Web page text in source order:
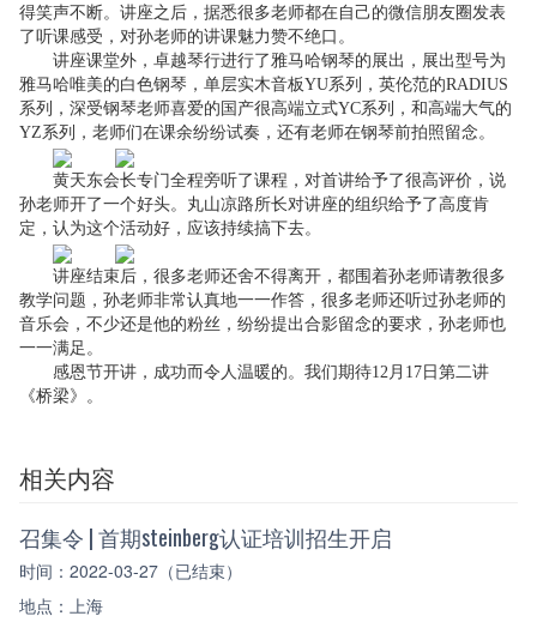
得笑声不断。讲座之后，据悉很多老师都在自己的微信朋友圈发表
了听课感受，对孙老师的讲课魅力赞不绝口。
讲座课堂外，卓越琴行进行了雅马哈钢琴的展出，展出型号为
雅马哈唯美的白色钢琴，单层实木音板YU系列，英伦范的RADIUS
系列，深受钢琴老师喜爱的国产很高端立式YC系列，和高端大气的
YZ 系列，老师们在课余纷纷试奏，还有老师在钢琴前拍照留念。
黄天东会长专门全程旁听了课程，对首讲给予了很高评价，说
孙老师开了一个好头。丸山凉路所长对讲座的组织给予了高度肯
定，认为这个活动好，应该持续搞下去。
讲座结束后，很多老师还舍不得离开，都围着孙老师请教很多
教学问题，孙老师非常认真地一一作答，很多老师还听过孙老师的
音乐会，不少还是他的粉丝，纷纷提出合影留念的要求，孙老师也
一一满足。
感恩节开讲，成功而令人温暖的。我们期待12 月 17日第二讲
《桥梁》。
相关内容
召集令 | 首期steinberg认证培训招生开启
时间：2022-03-27（已结束）
地点：上海